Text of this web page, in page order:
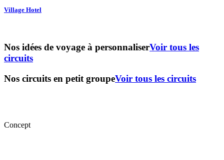
Village Hotel
Nos idées de voyage à personnaliserVoir tous les
circuits
Nos circuits en petit groupeVoir tous les circuits
Concept